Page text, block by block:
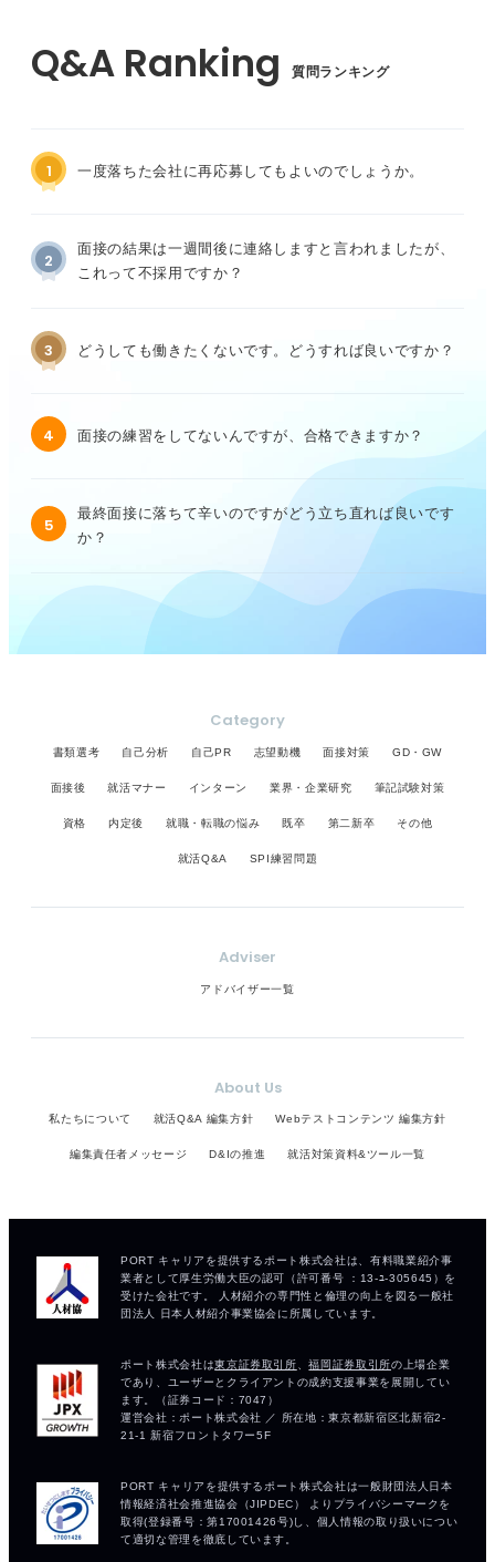
質問ランキング
1 一度落ちた会社に再応募してもよいのでしょうか。
2
面接の結果は一週間後に連絡しますと言われましたが、
これって不採用ですか？
3 どうしても働きたくないです。どうすれば良いですか？
4 面接の練習をしてないんですが、合格できますか？
5
最終面接に落ちて辛いのですがどう立ち直れば良いです
か？
Category
書類選考 自己分析 自己PR 志望動機 面接対策 GD・GW
面接後 就活マナー インターン 業界・企業研究 筆記試験対策
資格 内定後 就職・転職の悩み 既卒 第二新卒 その他
就活Q&A SPI練習問題
Adviser
アドバイザー一覧
About Us
私たちについて 就活Q&A 編集方針 Webテストコンテンツ 編集方針
編集責任者メッセージ D&Iの推進 就活対策資料&ツール一覧